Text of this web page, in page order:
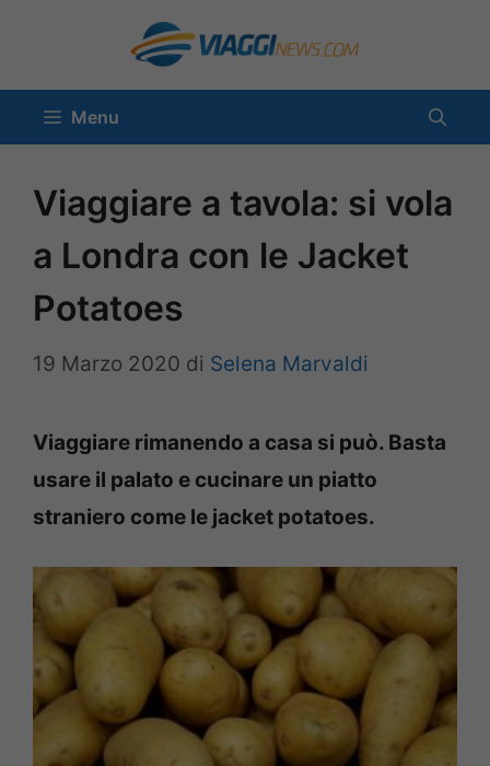
contenuto
Menu
Viaggiare a tavola: si vola
a Londra con le Jacket
Potatoes
19 Marzo 2020 di Selena Marvaldi
Viaggiare rimanendo a casa si può. Basta
usare il palato e cucinare un piatto
straniero come le jacket potatoes.